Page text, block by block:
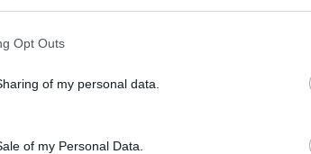
Opt Outs
of my personal data.
of my Personal Data.
this post on Instagram